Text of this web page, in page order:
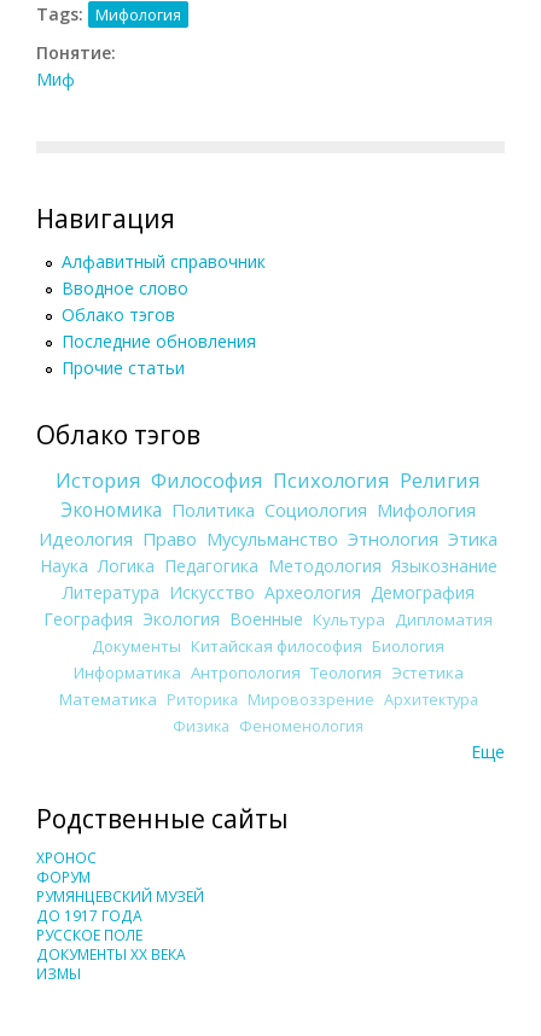
Tags: Мифология
Понятие:
Миф
Навигация
Алфавитный справочник
Вводное слово
Облако тэгов
Последние обновления
Прочие статьи
Облако тэгов
История Философия Психология Религия
Экономика Политика Социология Мифология
Идеология Право Мусульманство Этнология Этика
Наука Логика Педагогика Методология Языкознание
Литература Искусство Археология Демография
География Экология Военные Культура
Дипломатия
Документы Китайская философия Биология
Информатика Антропология Теология Эстетика
Математика Риторика Мировоззрение Архитектура
Физика Феноменология
Еще
Родственные сайты
ХРОНОС
ФОРУМ
РУМЯНЦЕВСКИЙ МУЗЕЙ
ДО 1917 ГОДА
РУССКОЕ ПОЛЕ
ДОКУМЕНТЫ XX ВЕКА
ИЗМЫ